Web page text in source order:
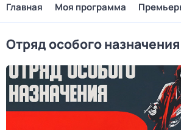
Главная Моя программа
Отряд особого назначения